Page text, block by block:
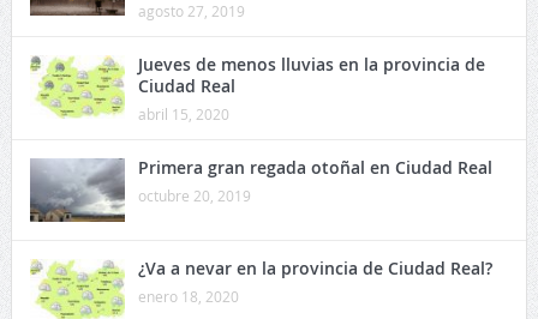
agosto 27, 2019
Jueves de menos lluvias en la provincia de
Ciudad Real
abril 15, 2020
Primera gran regada otoñal en Ciudad Real
octubre 20, 2019
¿Va a nevar en la provincia de Ciudad Real?
enero 18, 2020